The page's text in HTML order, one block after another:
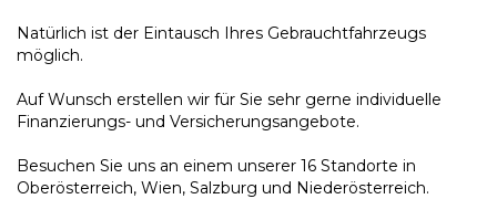
Natürlich ist der Eintausch Ihres Gebrauchtfahrzeugs
möglich.
Auf Wunsch erstellen wir für Sie sehr gerne individuelle
Finanzierungs- und Versicherungsangebote.
Besuchen Sie uns an einem unserer 16 Standorte in
Oberösterreich, Wien, Salzburg und Niederösterreich.